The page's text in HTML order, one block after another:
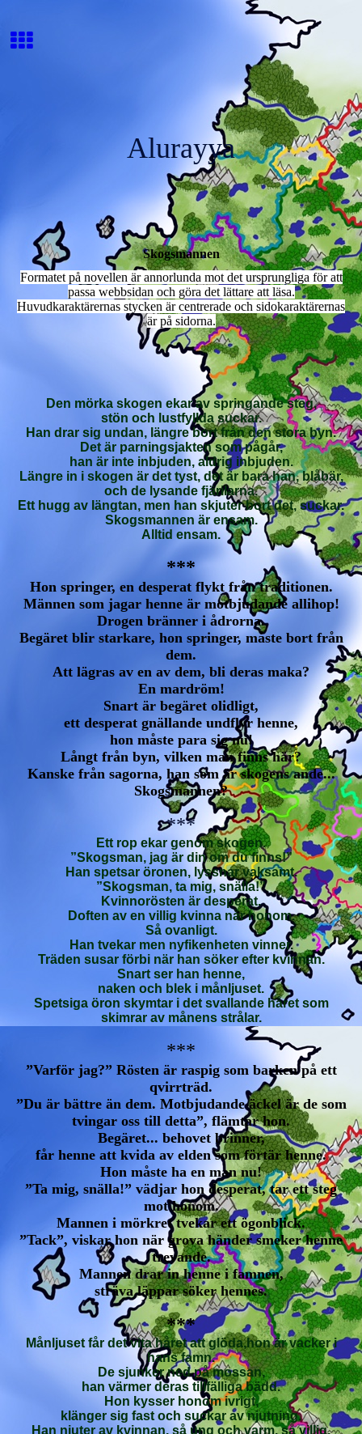
Alurayya
Skogsmannen
Formatet på novellen är annorlunda mot det ursprungliga för att
passa webbsidan och göra det lättare att läsa.
Huvudkaraktärernas stycken är centrerade och sidokaraktärernas
är på sidorna.
Den mörka skogen ekar av springande steg,
stön och lustfyllda suckar.
Han drar sig undan, längre bort från den stora byn.
Det är parningsjakten som pågår,
han är inte inbjuden, aldrig inbjuden.
Längre in i skogen är det tyst, det är bara han, blåbär,
och de lysande fjärilarna.
Ett hugg av längtan, men han skjuter bort det, suckar.
Skogsmannen är ensam.
Alltid ensam.
***
Hon springer, en desperat flykt från traditionen.
Männen som jagar henne är motbjudande allihop!
Drogen bränner i ådrorna.
Begäret blir starkare, hon springer, måste bort från
dem.
Att lägras av en av dem, bli deras maka?
En mardröm!
Snart är begäret olidligt,
ett desperat gnällande undflyr henne,
hon måste para sig nu!
Långt från byn, vilken man finns här?
Kanske från sagorna, han som är skogens ande...
Skogsmannen?
***
Ett rop ekar genom skogen.
”Skogsman, jag är din om du finns!”
Han spetsar öronen, lyssnar vaksamt.
”Skogsman, ta mig, snälla!”
Kvinnorösten är desperat.
Doften av en villig kvinna når honom.
Så ovanligt.
Han tvekar men nyfikenheten vinner.
Träden susar förbi när han söker efter kvinnan.
Snart ser han henne,
naken och blek i månljuset.
Spetsiga öron skymtar i det svallande håret som
skimrar av månens strålar.
***
”Varför jag?” Rösten är raspig som barken på ett
qvirrträd.
”Du är bättre än dem. Motbjudande äckel är de som
tvingar oss till detta”, flämtar hon.
Begäret... behovet brinner,
får henne att kvida av elden som förtär henne.
Hon måste ha en man nu!
”Ta mig, snälla!” vädjar hon desperat, tar ett steg
mot honom.
Mannen i mörkret tvekar ett ögonblick.
”Tack”, viskar hon när grova händer smeker henne
trevande.
Mannen drar in henne i famnen,
sträva läppar söker hennes.
***
Månljuset får det vita håret att glöda,hon är vacker i
hans famn.
De sjunker ned på mossan,
han värmer deras tillfälliga bädd.
Hon kysser honom ivrigt,
klänger sig fast och suckar av njutning.
Han njuter av kvinnan, så ung och varm, så villig.